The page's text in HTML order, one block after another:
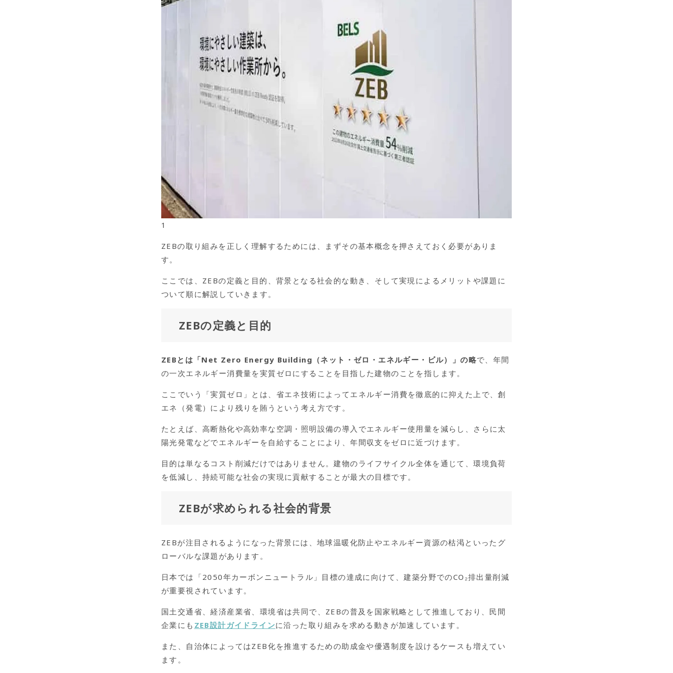
1
ZEBの取り組みを正しく理解するためには、まずその基本概念を押さえておく必要がありま
す。
ここでは、ZEBの定義と目的、背景となる社会的な動き、そして実現によるメリットや課題に
ついて順に解説していきます。
ZEBの定義と目的
ZEBとは「Net Zero Energy Building（ネット・ゼロ・エネルギー・ビル）」の略で、年間
の一次エネルギー消費量を実質ゼロにすることを目指した建物のことを指します。
ここでいう「実質ゼロ」とは、省エネ技術によってエネルギー消費を徹底的に抑えた上で、創
エネ（発電）により残りを賄うという考え方です。
たとえば、高断熱化や高効率な空調・照明設備の導入でエネルギー使用量を減らし、さらに太
陽光発電などでエネルギーを自給することにより、年間収支をゼロに近づけます。
目的は単なるコスト削減だけではありません。建物のライフサイクル全体を通じて、環境負荷
を低減し、持続可能な社会の実現に貢献することが最大の目標です。
ZEBが求められる社会的背景
ZEBが注目されるようになった背景には、地球温暖化防止やエネルギー資源の枯渇といったグ
ローバルな課題があります。
日本では「2050年カーボンニュートラル」目標の達成に向けて、建築分野でのCO₂排出量削減
が重要視されています。
国土交通省、経済産業省、環境省は共同で、ZEBの普及を国家戦略として推進しており、民間
企業にも ZEB設計ガイドラインに沿った取り組みを求める動きが加速しています。
また、自治体によってはZEB化を推進するための助成金や優遇制度を設けるケースも増えてい
ます。